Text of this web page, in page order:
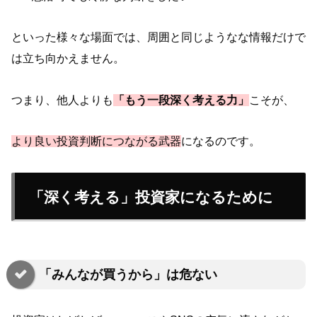
といった様々な場面では、周囲と同じようなな情報だけで
は立ち向かえません。
つまり、他人よりも 「もう一段深く考える力」 こそが、
より良い投資判断につながる武器になるのです。
「深く考える」投資家になるために
「みんなが買うから」は危ない